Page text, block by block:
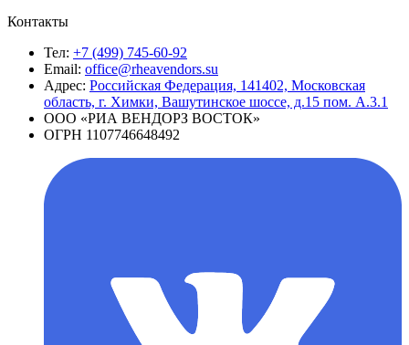
Контакты
Тел: +7 (499) 745-60-92
Email: office@rheavendors.su
Адрес: Российская Федерация, 141402, Московская
область, г. Химки, Вашутинское шоссе, д.15 пом. А.3.1
ООО «РИА ВЕНДОРЗ ВОСТОК»
ОГРН 1107746648492